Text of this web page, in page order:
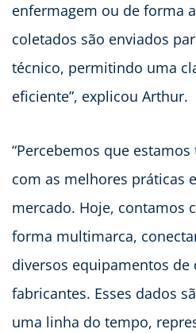
enfermagem ou de forma
coletados são enviados
técnico, permitindo uma
eficiente”, explicou Arthur.
“Percebemos que
com as melhores práticas
mercado. Hoje, contamos
forma multimarca,
diversos equipamentos de
fabricantes. Esses dados
uma linha do tempo,